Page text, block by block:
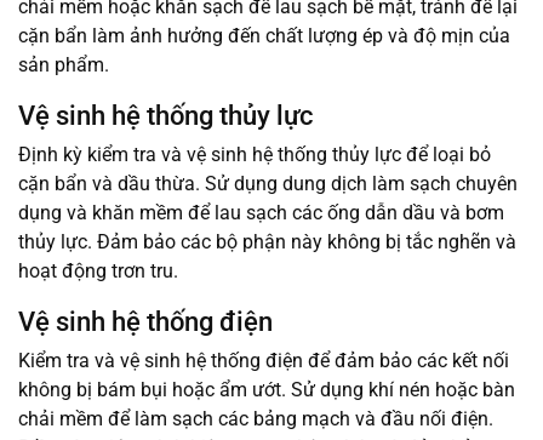
chải mềm hoặc khăn sạch để lau sạch bề mặt, tránh để lại
cặn bẩn làm ảnh hưởng đến chất lượng ép và độ mịn của
sản phẩm.
Vệ sinh hệ thống thủy lực
Định kỳ kiểm tra và vệ sinh hệ thống thủy lực để loại bỏ
cặn bẩn và dầu thừa. Sử dụng dung dịch làm sạch chuyên
dụng và khăn mềm để lau sạch các ống dẫn dầu và bơm
thủy lực. Đảm bảo các bộ phận này không bị tắc nghẽn và
hoạt động trơn tru.
Vệ sinh hệ thống điện
Kiểm tra và vệ sinh hệ thống điện để đảm bảo các kết nối
không bị bám bụi hoặc ẩm ướt. Sử dụng khí nén hoặc bàn
chải mềm để làm sạch các bảng mạch và đầu nối điện.